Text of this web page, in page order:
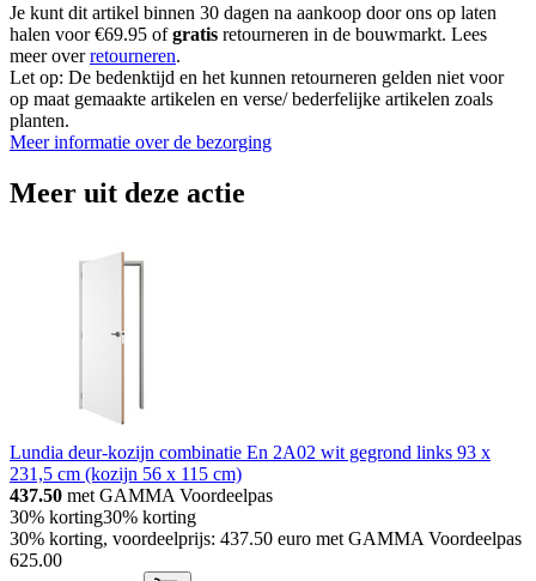
Je kunt dit artikel binnen 30 dagen na aankoop door ons op laten
halen voor €69.95 ofgratis retourneren in de bouwmarkt. Lees
meer overretourneren.
Let op: De bedenktijd en het kunnen retourneren gelden niet voor
op maat gemaakte artikelen en verse/ bederfelijke artikelen zoals
planten.
Meer informatie over de bezorging
Meer uit deze actie
Lundia deur-kozijn combinatie En 2A02 wit gegrond links 93 x
231,5 cm (kozijn 56 x 115 cm)
437.50 met GAMMA Voordeelpas
30% korting30% korting
30% korting, voordeelprijs: 437.50 euro met GAMMA Voordeelpas
625.00